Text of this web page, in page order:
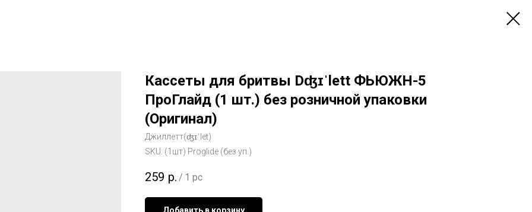
Кассеты для бритвы Dʤɪˈlett ФЬЮЖН-5
ПроГлайд (1 шт.) без розничной упаковки
(Оригинал)
Джиллетт(ʤɪˈlet)
SKU: (1шт) Proglide (без уп.)
259 р. / 1 pc